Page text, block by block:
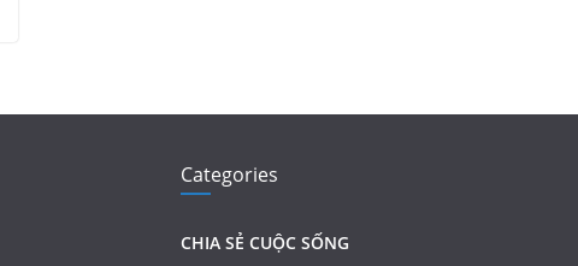
Categories
CHIA SẺ CUỘC SỐNG